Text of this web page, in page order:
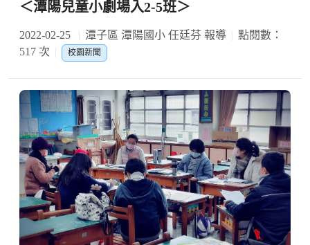
＜潭陽兒童小劇場入2-5班＞
2022-02-25 潭子區 潭陽國小 任廷芬 報導
點閱數：
517 次
校園新聞